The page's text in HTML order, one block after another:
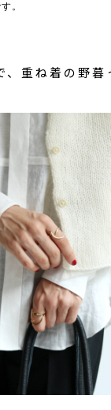
。
、重ね着の野暮